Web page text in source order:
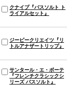
クナイプ『バスソルト ト
ライアルセット』
ジーピークリエイツ『リ
トルアナザートリップ』
サンタール・エ・ボーテ
『フレンチクラシックシ
リーズ バスソルト』